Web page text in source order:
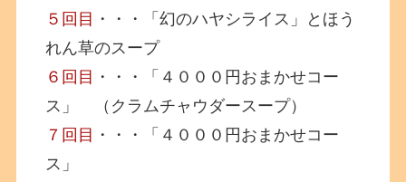
５回目 ・・・「幻のハヤシライス」とほう
れん草のスープ
６回目 ・・・「４０００円おまかせコー
ス」 （クラムチャウダースープ）
７回目 ・・・「４０００円おまかせコー
ス」